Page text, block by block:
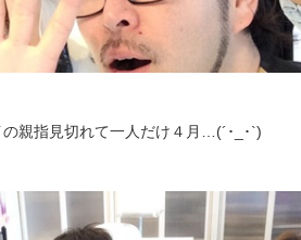
親指見切れて一人だけ４月…(´･_･`)